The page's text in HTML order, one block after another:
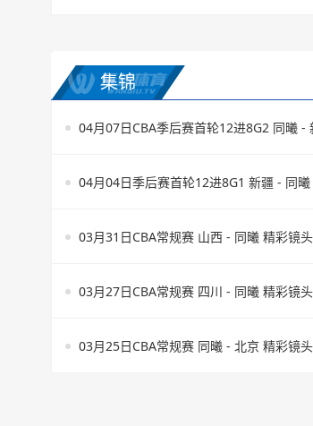
集锦
04月07日CBA季后赛首轮12进8G2 同曦 -
04月04日季后赛首轮12进8G1 新疆 - 同
03月31日CBA常规赛 山西 - 同曦 精彩镜头
03月27日CBA常规赛 四川 - 同曦 精彩镜头
03月25日CBA常规赛 同曦 - 北京 精彩镜头